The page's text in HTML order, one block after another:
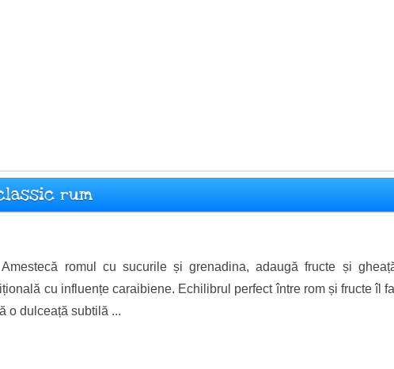
rum
Amestecă romul cu sucurile și grenadina, adaugă fructe și
cu influențe caraibiene. Echilibrul perfect între rom și fructe îl
o dulceață subtilă ...